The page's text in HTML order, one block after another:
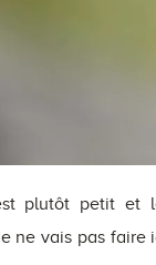
plutôt petit et
ne vais pas faire